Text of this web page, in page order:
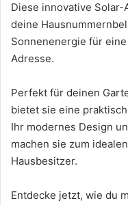
Diese innovative
deine
Sonnenenergie für
Adresse.
Perfekt für deinen
bietet sie eine
Ihr modernes Design
machen sie zum
Hausbesitzer.
Entdecke jetzt, wie du